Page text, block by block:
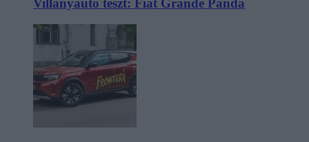
Villanyautó teszt: Fiat Grande Panda